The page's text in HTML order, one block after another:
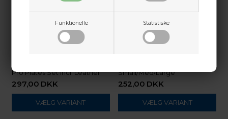
Funktionelle Statistiske
Pro Plates Set Incl. Leather
297,00 DKK
VÆLG VARIANT
Small/Med/Large
252,00 DKK
VÆLG VARIANT